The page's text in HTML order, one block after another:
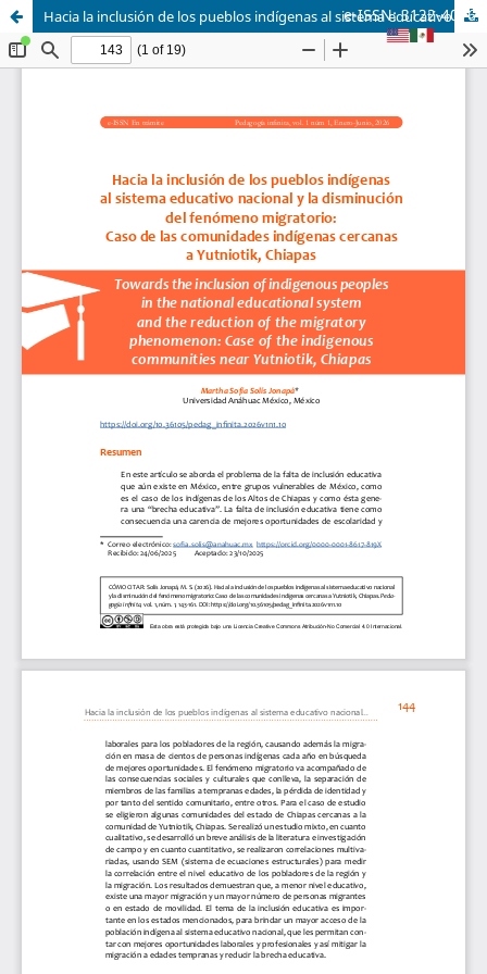
Hacia la inclusión de los pueblos indígenas al sistema educativo nacional y la disminución del fenómeno migratorio: Caso de las comunidades indígenas cercanas a Yutniotik, Chiapas
e-ISSN: 3122-4016